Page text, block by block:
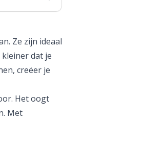
Ze zijn ideaal
dat je
creëer je
Het oogt
Met